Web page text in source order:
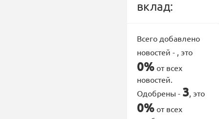
вклад:
Всего добавлено
новостей - , это
0% от всех
новостей.
Одобрены - 3, это
0% от всех